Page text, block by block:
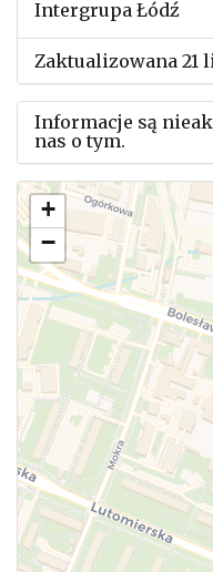
Intergrupa Łódź
Zaktualizowana 21
Informacje są
nas o tym.
Użyj tego
zmianach w
+
−